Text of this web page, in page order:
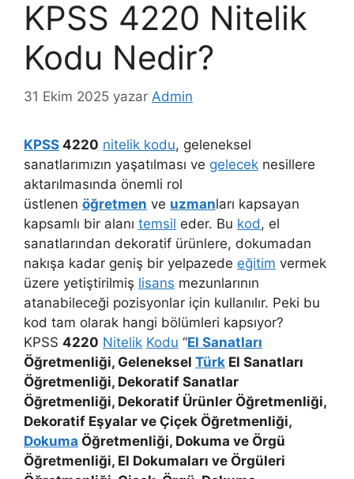
KPSS 4220 Nitelik
Kodu Nedir?
31 Ekim 2025 yazar Admin
KPSS 4220 nitelik kodu, geleneksel
sanatlarımızın yaşatılması ve gelecek nesillere
aktarılmasında önemli rol
üstlenen öğretmen ve uzmanları kapsayan
kapsamlı bir alanı temsil eder. Bu kod, el
sanatlarından dekoratif ürünlere, dokumadan
nakışa kadar geniş bir yelpazede eğitim vermek
üzere yetiştirilmiş lisans mezunlarının
atanabileceği pozisyonlar için kullanılır. Peki bu
kod tam olarak hangi bölümleri kapsıyor?
KPSS 4220 Nitelik Kodu “El Sanatları
Öğretmenliği, Geleneksel Türk El Sanatları
Öğretmenliği, Dekoratif Sanatlar
Öğretmenliği, Dekoratif Ürünler Öğretmenliği,
Dekoratif Eşyalar ve Çiçek Öğretmenliği,
Dokuma Öğretmenliği, Dokuma ve Örgü
Öğretmenliği, El Dokumaları ve Örgüleri